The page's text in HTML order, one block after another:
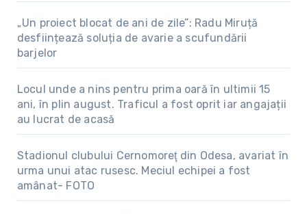
„Un proiect blocat de ani de zile”: Radu Miruță
desființează soluția de avarie a scufundării
barjelor
Locul unde a nins pentru prima oară în ultimii 15
ani, în plin august. Traficul a fost oprit iar angajații
au lucrat de acasă
Stadionul clubului Cernomoreţ din Odesa, avariat în
urma unui atac rusesc. Meciul echipei a fost
amânat- FOTO